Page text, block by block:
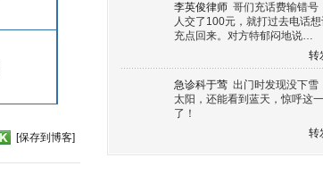
[保存到博客]
李英俊律师 哥们充话费输错号
人交了100元，就打过去电话
充点回来。对方特郁闷地说…
转
急诊科于莺 出门时发现没下雪
太阳，还能看到蓝天，惊呼这
了！
转